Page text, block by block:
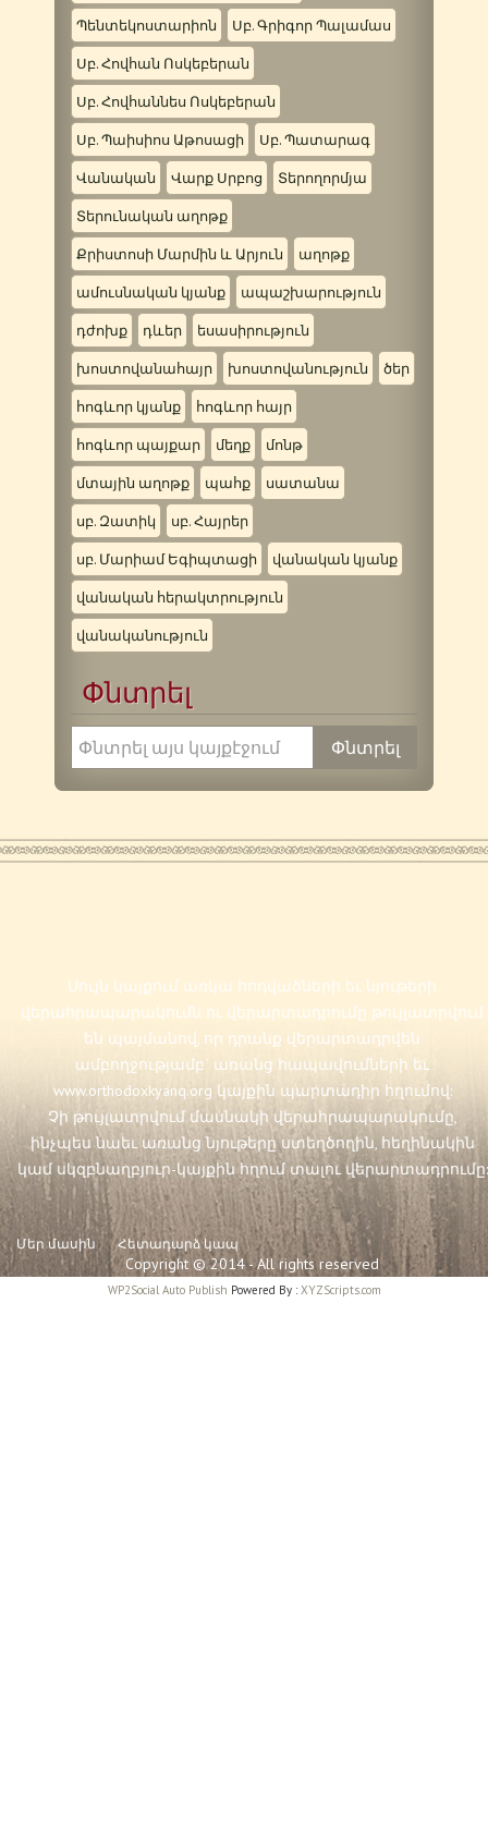
Պենտեկոստարիոն Սբ. Գրիգոր Պալամաս
Սբ. Հովհան Ոսկեբերան
Սբ. Հովհաննես Ոսկեբերան
Սբ. Պաիսիոս Աթոսացի Սբ. Պատարագ
Վանական Վարք Սրբոց Տերողորմյա
Տերունական աղոթք
Քրիստոսի Մարմին և Արյուն աղոթք
ամուսնական կյանք ապաշխարություն
դժոխք դևեր եսասիրություն
խոստովանահայր խոստովանություն ծեր
հոգևոր կյանք հոգևոր հայր
հոգևոր պայքար մեղք մոնթ
մտային աղոթք պահք սատանա
սբ. Զատիկ սբ. Հայրեր
սբ. Մարիամ Եգիպտացի վանական կյանք
վանական հերակտրություն
վանականություն
Փնտրել
Սույն կայքում առկա հոդվածների եւ նյութերի
վերահրապարակումն ու վերարտադրումը թույլատրվում
են պայմանով, որ դրանք վերարտադրվեն
ամբողջությամբ` առանց հապավումների եւ
www.orthodoxkyanq.org կայքին պարտադիր հղումով:
Չի թույլատրվում մասնակի վերահրապարակումը,
ինչպես նաեւ առանց նյութերը ստեղծողին, հեղինակին
կամ սկզբնաղբյուր-կայքին հղում տալու վերարտադրումը:
Մեր մասին Հետադարձ կապ
Copyright © 2014 - All rights reserved
WP2Social Auto Publish Powered By :XYZScripts.com